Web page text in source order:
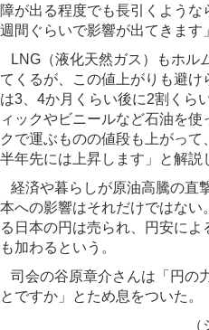
障が出る程度でも長引くよう
週間ぐらいで影響が出てきます
LNG（液化天然ガス）もホル
てくるが、この値上がりも避
は3、4か月くらい後に2割くら
ィックやビニールなど石油を
クで運ぶものの値段も上がっ
半年先には上昇します」と解説
経済や暮らしが原油高騰の直
本への影響はそれだけではな
る日本の円は売られ、円安に
も加わるという。
司会の谷原章介さんは「円の
とですか」とため息をついた。